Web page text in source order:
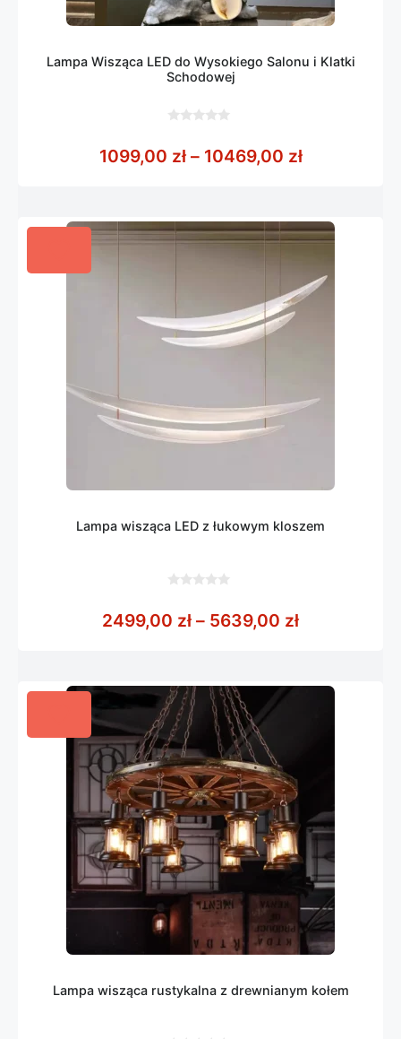
Lampa Wisząca LED do Wysokiego Salonu i Klatki
Schodowej
5
1099,00 zł – 10469,00 złZakres
Lampa wisząca LED z łukowym kloszem
5
2499,00 zł – 5639,00 złZakres cen:
Lampa wisząca rustykalna z drewnianym kołem